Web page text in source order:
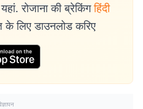
रोजाना की ब्रेकिंग हिंदी
लिए डाउनलोड करिए